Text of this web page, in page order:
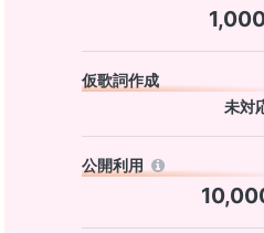
仮歌詞作成
未対
公開利用